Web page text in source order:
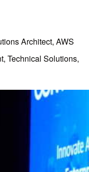
Architect, AWS
Technical Solutions,